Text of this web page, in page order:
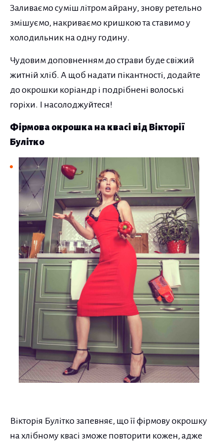
Заливаємо суміш літром айрану, знову ретельно
змішуємо, накриваємо кришкою та ставимо у
холодильник на одну годину.
Чудовим доповненням до страви буде свіжий
житній хліб. А щоб надати пікантності, додайте
до окрошки коріандр і подрібнені волоські
горіхи. І насолоджуйтеся!
Фірмова окрошка на квасі від Вікторії
Булітко
Вікторія Булітко запевняє, що її фірмову окрошку
на хлібному квасі зможе повторити кожен, адже